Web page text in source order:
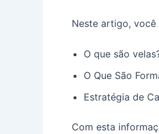
Neste artigo, você
O que são
O Que São
Estratégia de
Com esta